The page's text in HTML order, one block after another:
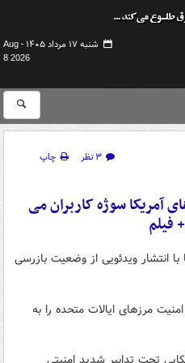
شنبه ۱۷ مرداد ۱۴۰۵ -
Aug
8 2026
۳ نظر
چاپ
آمریکا سوژه کاربران می
فیلم
با انتشار ویدئویی از وضعیت بازرسی
امنیت مرزهای ایالات متحده را به